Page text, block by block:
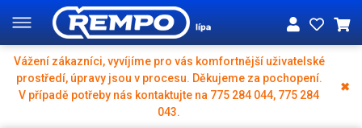
✖
Vážení zákazníci, vyvíjíme pro vás komfortnější uživatelské
prostředí, úpravy jsou v procesu. Děkujeme za pochopení.
V případě potřeby nás kontaktujte na 775 284 044, 775 284
043.